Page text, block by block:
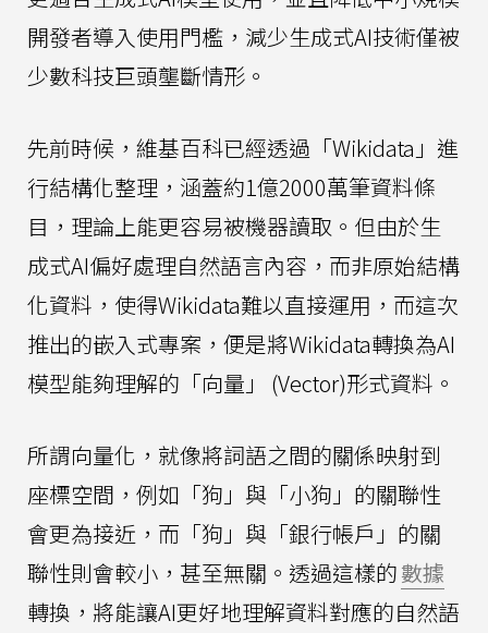
開發者導入使用門檻，減少生成式AI技術僅被
少數科技巨頭壟斷情形。
先前時候，維基百科已經透過「Wikidata」進
行結構化整理，涵蓋約1億2000萬筆資料條
目，理論上能更容易被機器讀取。但由於生
成式AI偏好處理自然語言內容，而非原始結構
化資料，使得Wikidata難以直接運用，而這次
推出的嵌入式專案，便是將Wikidata轉換為AI
模型能夠理解的「向量」 (Vector)形式資料。
所謂向量化，就像將詞語之間的關係映射到
座標空間，例如「狗」與「小狗」的關聯性
會更為接近，而「狗」與「銀行帳戶」的關
聯性則會較小，甚至無關。透過這樣的數據
轉換，將能讓AI更好地理解資料對應的自然語